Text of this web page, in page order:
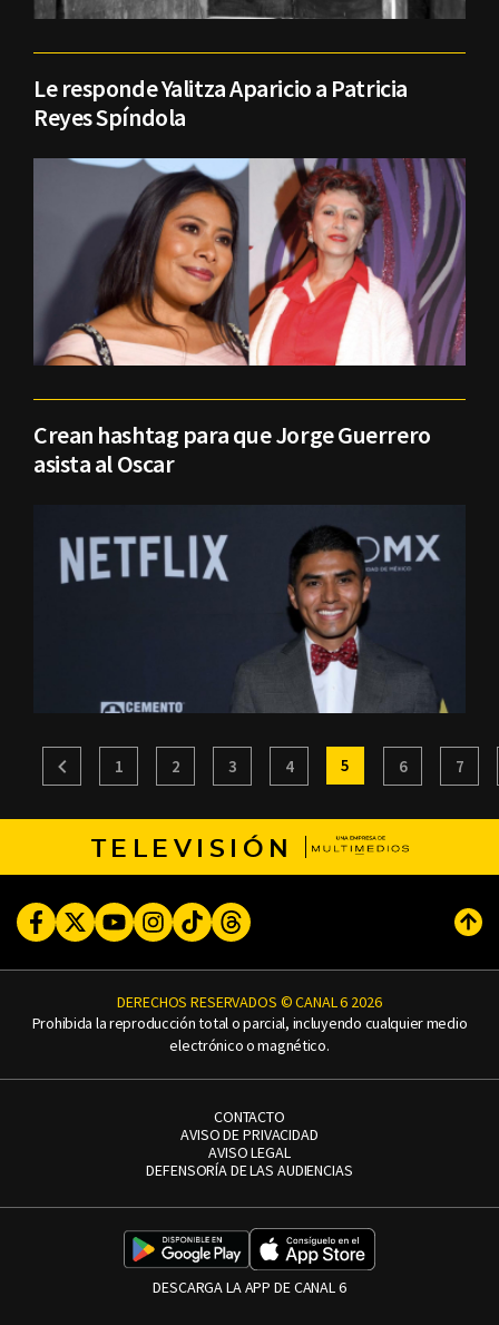
Le responde Yalitza Aparicio a Patricia
Reyes Spíndola
Crean hashtag para que Jorge Guerrero
asista al Oscar
1 2 3 4 5 6 7
TELEVISIÓN
FacebookTwitterYoutubeInstagram
TikTokThreads
DERECHOS RESERVADOS © CANAL 6 2026
Prohibida la reproducción total o parcial, incluyendo cualquier medio
electrónico o magnético.
CONTACTO
AVISO DE PRIVACIDAD
AVISO LEGAL
DEFENSORÍA DE LAS AUDIENCIAS
DESCARGA LA APP DE CANAL 6